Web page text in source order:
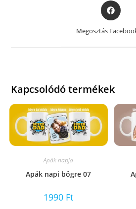
Opens
in
a
new
Megosztás
Kapcsolódó termékek
Apák napja
Apák napi bögre 07
1990 Ft